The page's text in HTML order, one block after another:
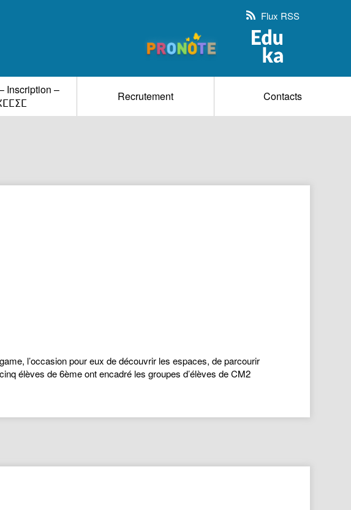
Flux RSS
Recrutement Contacts
l’occasion pour eux de découvrir les espaces, de parcourir
élèves de 6ème ont encadré les groupes d’élèves de CM2